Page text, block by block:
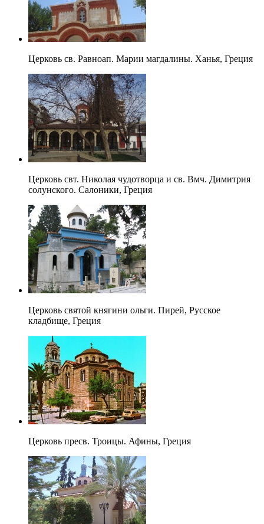
Церковь св. Равноап. Марии магдалины. Ханья, Греция
Церковь свт. Николая чудотворца и св. Вмч. Димитрия
солунского. Салоники, Греция
Церковь святой княгини ольги. Пирей, Русское
кладбище, Греция
Церковь пресв. Троицы. Афины, Греция